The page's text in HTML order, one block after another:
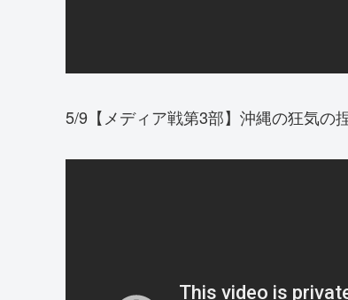
5/9【メディア戦第3部】沖縄の狂気の